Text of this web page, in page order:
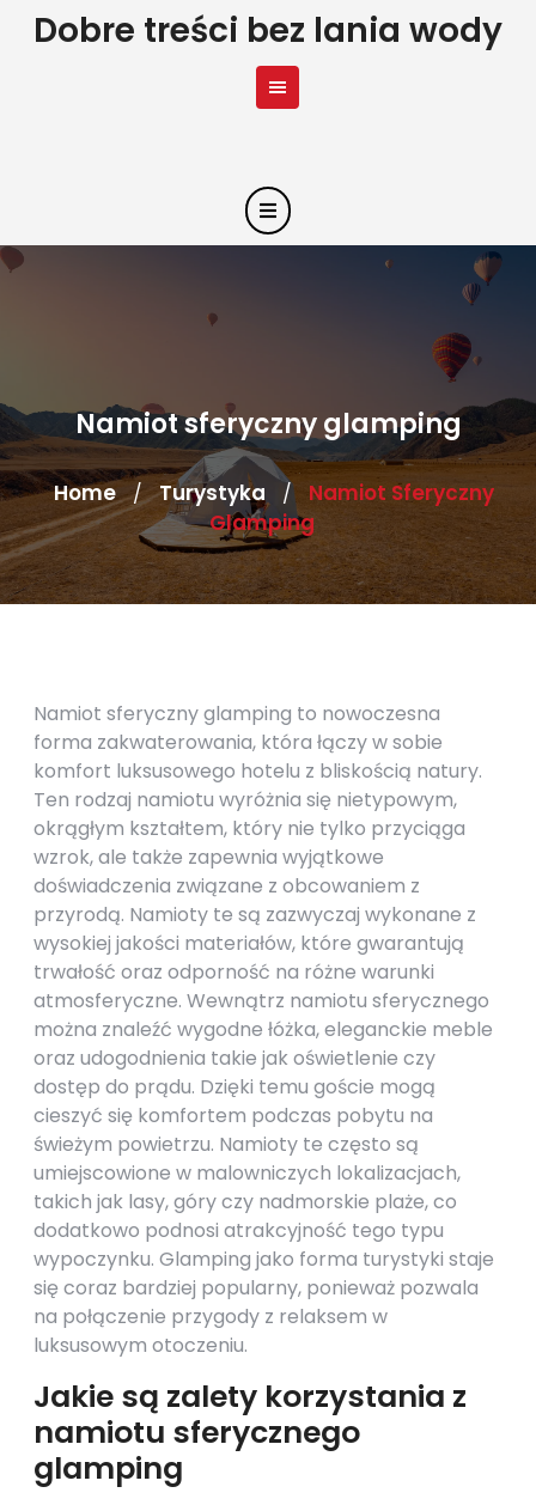
SkipDobre treści bez lania wody
Namiot sferyczny glamping
Home / Turystyka / Namiot Sferyczny
Glamping
Namiot sferyczny glamping to nowoczesna
forma zakwaterowania, która łączy w sobie
komfort luksusowego hotelu z bliskością natury.
Ten rodzaj namiotu wyróżnia się nietypowym,
okrągłym kształtem, który nie tylko przyciąga
wzrok, ale także zapewnia wyjątkowe
doświadczenia związane z obcowaniem z
przyrodą. Namioty te są zazwyczaj wykonane z
wysokiej jakości materiałów, które gwarantują
trwałość oraz odporność na różne warunki
atmosferyczne. Wewnątrz namiotu sferycznego
można znaleźć wygodne łóżka, eleganckie meble
oraz udogodnienia takie jak oświetlenie czy
dostęp do prądu. Dzięki temu goście mogą
cieszyć się komfortem podczas pobytu na
świeżym powietrzu. Namioty te często są
umiejscowione w malowniczych lokalizacjach,
takich jak lasy, góry czy nadmorskie plaże, co
dodatkowo podnosi atrakcyjność tego typu
wypoczynku. Glamping jako forma turystyki staje
się coraz bardziej popularny, ponieważ pozwala
na połączenie przygody z relaksem w
luksusowym otoczeniu.
Jakie są zalety korzystania z
namiotu sferycznego
glamping